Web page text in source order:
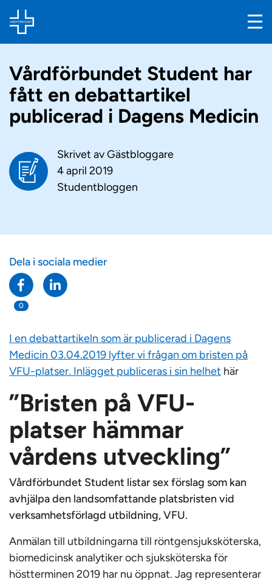
Vårdförbundet Student har
fått en debattartikel
publicerad i Dagens Medicin
Skrivet avGästbloggare
4 april 2019
Studentbloggen
Dela i sociala medier
0
I en debattartikeln som är publicerad i Dagens
Medicin 03.04.2019 lyfter vi frågan om bristen på
VFU-platser. Inlägget publiceras i sin helhet här
”Bristen på VFU-
platser hämmar
vårdens utveckling”
Vårdförbundet Student listar sex förslag som kan
avhjälpa den landsomfattande platsbristen vid
verksamhetsförlagd utbildning, VFU.
Anmälan till utbildningarna till röntgensjuksköterska,
biomedicinsk analytiker och sjuksköterska för
höstterminen 2019 har nu öppnat. Jag representerar